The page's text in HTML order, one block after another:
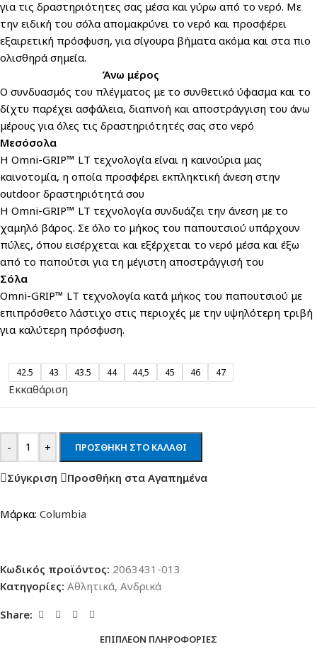
για τις δραστηριότητες σας μέσα και γύρω από το νερό. Με
την ειδική του σόλα απομακρύνει το νερό και προσφέρει
εξαιρετική πρόσφυση, για σίγουρα βήματα ακόμα και στα πιο
ολισθηρά σημεία.
Άνω μέρος
Ο συνδυασμός του πλέγματος με το συνθετικό ύφασμα και το
δίχτυ παρέχει ασφάλεια, διαπνοή και αποστράγγιση του άνω
μέρους για όλες τις δραστηριότητές σας στο νερό
Μεσόσολα
Η Omni-GRIP™ LT τεχνολογία είναι η καινούρια μας
καινοτομία, η οποία προσφέρει εκπληκτική άνεση στην
outdoor δραστηριότητά σου
Η Omni-GRIP™ LT τεχνολογία συνδυάζει την άνεση με το
χαμηλό βάρος. Σε όλο το μήκος του παπουτσιού υπάρχουν
πύλες, όπου εισέρχεται και εξέρχεται το νερό μέσα και έξω
από το παπούτσι για τη μέγιστη αποστράγγισή του
Σόλα
Omni-GRIP™ LT τεχνολογία κατά μήκος του παπουτσιού με
επιπρόσθετο λάστιχο στις περιοχές με την υψηλότερη τριβή
για καλύτερη πρόσφυση.
42.5 43 43.5 44 44,5 45 46 47
Εκκαθάριση
- + ΠΡΟΣΘΉΚΗ ΣΤΟ ΚΑΛΆΘΙ
Σύγκριση Προσθήκη στα Αγαπημένα
Μάρκα: Columbia
Κωδικός προϊόντος: 2063431-013
Κατηγορίες: Αθλητικά, Ανδρικά
Share:
ΕΠΙΠΛΈΟΝ ΠΛΗΡΟΦΟΡΊΕΣ